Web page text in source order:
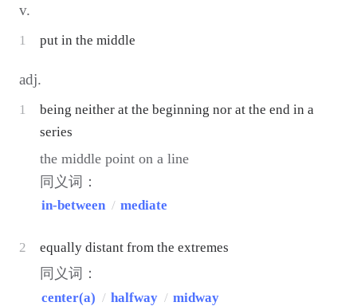
v.
1 put in the middle
adj.
1
being neither at the beginning nor at the end in a
series
the middle point on a line
同义词：
in-between / mediate
2 equally distant from the extremes
同义词：
center(a) / halfway / midway